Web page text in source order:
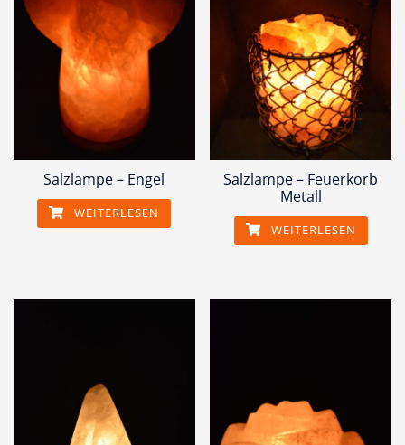
Salzlampe – Engel
WEITERLESEN
Salzlampe – Feuerkorb
Metall
WEITERLESEN